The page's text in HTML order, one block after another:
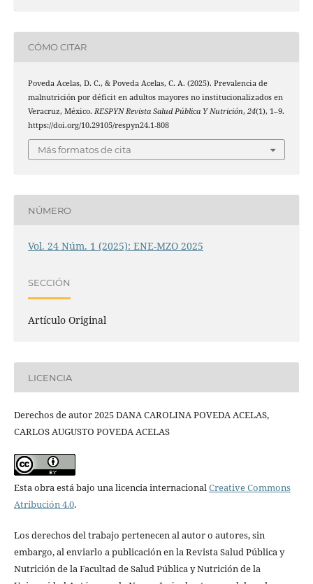
CÓMO CITAR
Poveda Acelas, D. C., & Poveda Acelas, C. A. (2025). Prevalencia de
malnutrición por déficit en adultos mayores no institucionalizados en
Veracruz, México. RESPYN Revista Salud Pública Y Nutrición, 24(1), 1–9.
https://doi.org/10.29105/respyn24.1-808
Más formatos de cita
NÚMERO
Vol. 24 Núm. 1 (2025): ENE-MZO 2025
SECCIÓN
Artículo Original
LICENCIA
Derechos de autor 2025 DANA CAROLINA POVEDA ACELAS,
CARLOS AUGUSTO POVEDA ACELAS
Esta obra está bajo una licencia internacionalCreative Commons
Atribución 4.0.
Los derechos del trabajo pertenecen al autor o autores, sin
embargo, al enviarlo a publicación en la Revista Salud Pública y
Nutrición de la Facultad de Salud Pública y Nutrición de la